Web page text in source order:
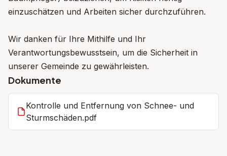
einzuschätzen und Arbeiten sicher durchzuführen.
Wir danken für Ihre Mithilfe und Ihr
Verantwortungsbewusstsein, um die Sicherheit in
unserer Gemeinde zu gewährleisten.
Dokumente
Kontrolle und Entfernung von Schnee- und
Sturmschäden.pdf